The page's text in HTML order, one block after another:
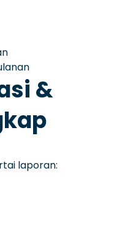
&
laporan: